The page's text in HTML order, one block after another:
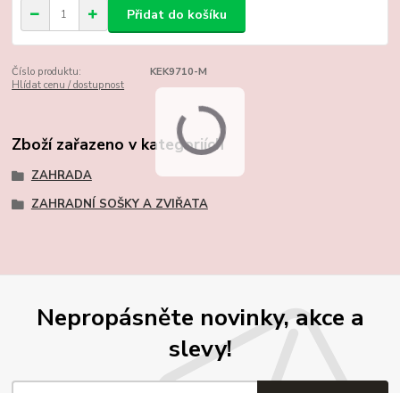
Přidat do košíku
Číslo produktu:
KEK9710-M
Hlídat cenu / dostupnost
Zboží zařazeno v kategoriích
ZAHRADA
ZAHRADNÍ SOŠKY A ZVIŘATA
Nepropásněte novinky, akce a
slevy!